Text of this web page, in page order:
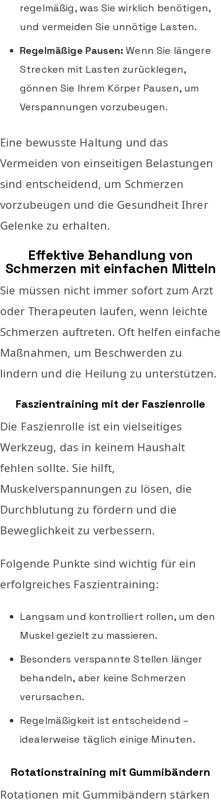
regelmäßig, was Sie wirklich benötigen,
und vermeiden Sie unnötige Lasten.
Regelmäßige Pausen: Wenn Sie längere
Strecken mit Lasten zurücklegen,
gönnen Sie Ihrem Körper Pausen, um
Verspannungen vorzubeugen.
Eine bewusste Haltung und das
Vermeiden von einseitigen Belastungen
sind entscheidend, um Schmerzen
vorzubeugen und die Gesundheit Ihrer
Gelenke zu erhalten.
Effektive Behandlung von
Schmerzen mit einfachen Mitteln
Sie müssen nicht immer sofort zum Arzt
oder Therapeuten laufen, wenn leichte
Schmerzen auftreten. Oft helfen einfache
Maßnahmen, um Beschwerden zu
lindern und die Heilung zu unterstützen.
Faszientraining mit der Faszienrolle
Die Faszienrolle ist ein vielseitiges
Werkzeug, das in keinem Haushalt
fehlen sollte. Sie hilft,
Muskelverspannungen zu lösen, die
Durchblutung zu fördern und die
Beweglichkeit zu verbessern.
Folgende Punkte sind wichtig für ein
erfolgreiches Faszientraining:
Langsam und kontrolliert rollen, um den
Muskel gezielt zu massieren.
Besonders verspannte Stellen länger
behandeln, aber keine Schmerzen
verursachen.
Regelmäßigkeit ist entscheidend –
idealerweise täglich einige Minuten.
Rotationstraining mit Gummibändern
Rotationen mit Gummibändern stärken